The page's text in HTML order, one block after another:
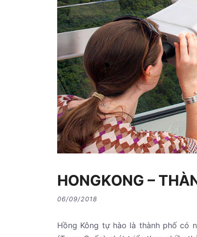
HONGKONG –
06/09/2018
Hồng Kông tự hào là thành phố có